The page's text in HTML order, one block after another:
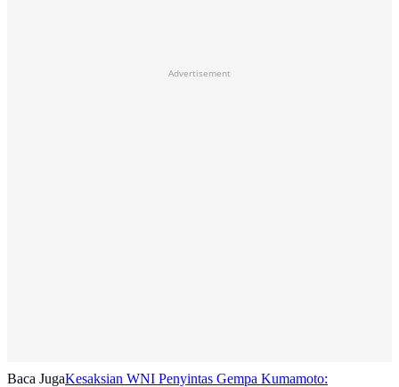
Advertisement
Baca JugaKesaksian WNI Penyintas Gempa Kumamoto: